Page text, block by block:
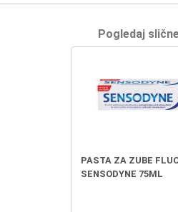
Pogledaj
PASTA ZA ZUBE
SENSODYNE 75ML